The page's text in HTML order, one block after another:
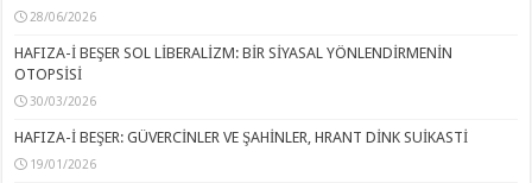
28/06/2026
HAFIZA-İ BEŞER SOL LİBERALİZM: BİR SİYASAL YÖNLENDİRMENİN
OTOPSİSİ
30/03/2026
HAFIZA-İ BEŞER: GÜVERCİNLER VE ŞAHİNLER, HRANT DİNK SUİKASTİ
19/01/2026